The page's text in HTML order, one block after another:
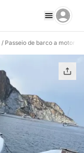
/ Passeio de barco a motor